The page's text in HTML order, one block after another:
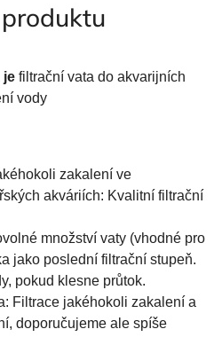
je filtrační vata do akvarijních
vody
zakalení ve
akváriích: Kvalitní filtrační
množství vaty (vhodné pro
jako poslední filtrační stupeň.
pokud klesne průtok.
Filtrace jakéhokoli zakalení a
doporučujeme ale spíše